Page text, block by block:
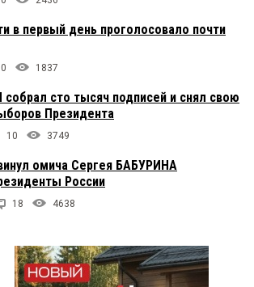
в первый день проголосовало почти
0 1837
сто тысяч подписей и снял свою
Президента
10 3749
омича Сергея БАБУРИНА
России
18 4638